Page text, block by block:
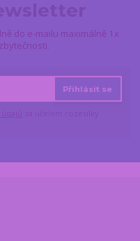
do e-mailu maximálně 1x
Přihlásit se